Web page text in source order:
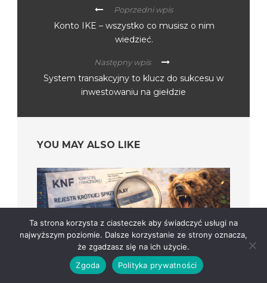
Poprzedni wpis
Konto IKE – wszystko co musisz o nim
wiedzieć.
Następny wpis
System transakcyjny to klucz do sukcesu w
inwestowaniu na giełdzie
YOU MAY ALSO LIKE
Ta strona korzysta z ciasteczek aby świadczyć usługi na
najwyższym poziomie. Dalsze korzystanie ze strony oznacza,
że zgadzasz się na ich użycie.
Zgoda
Polityka prywatności